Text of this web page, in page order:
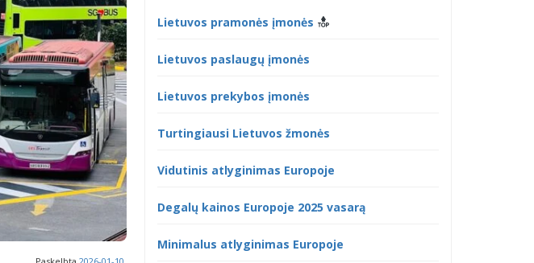
Lietuvos pramonės įmonės
Lietuvos paslaugų įmonės
Lietuvos prekybos įmonės
Turtingiausi Lietuvos žmonės
Vidutinis atlyginimas Europoje
Degalų kainos Europoje 2025 vasarą
Minimalus atlyginimas Europoje